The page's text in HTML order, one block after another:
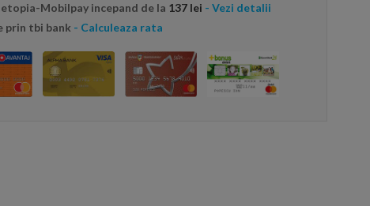
Mobilpay incepand de la 137 lei - Vezi detalii
prin tbi bank - Calculeaza rata